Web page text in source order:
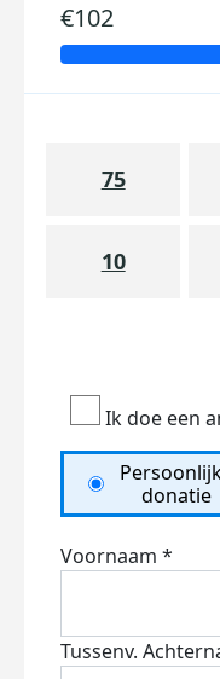
€102
75
10
Ik doe een
donatie
Voornaam *
Tussenv.